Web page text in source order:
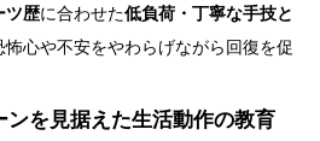
ツ歴に合わせた低負荷・丁寧な手技と
怖心や不安をやわらげながら回復を促
を見据えた生活動作の教育